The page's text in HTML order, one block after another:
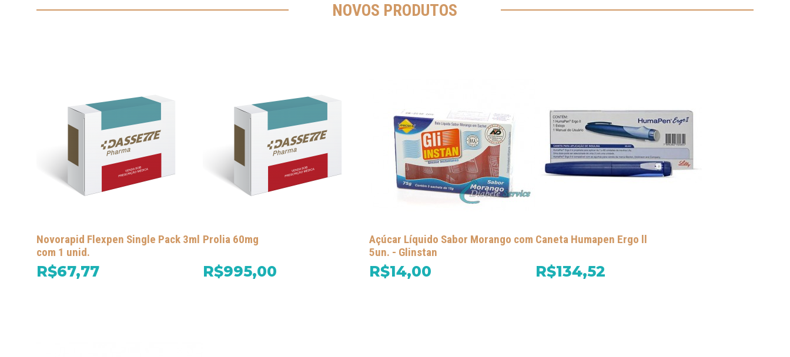
NOVOS PRODUTOS
Novorapid Flexpen Single Pack 3ml
com 1 unid.
R$67,77
Prolia 60mg
R$995,00
Açúcar Líquido Sabor Morango com
5un. - Glinstan
R$14,00
Caneta Humapen Ergo ll
R$134,52